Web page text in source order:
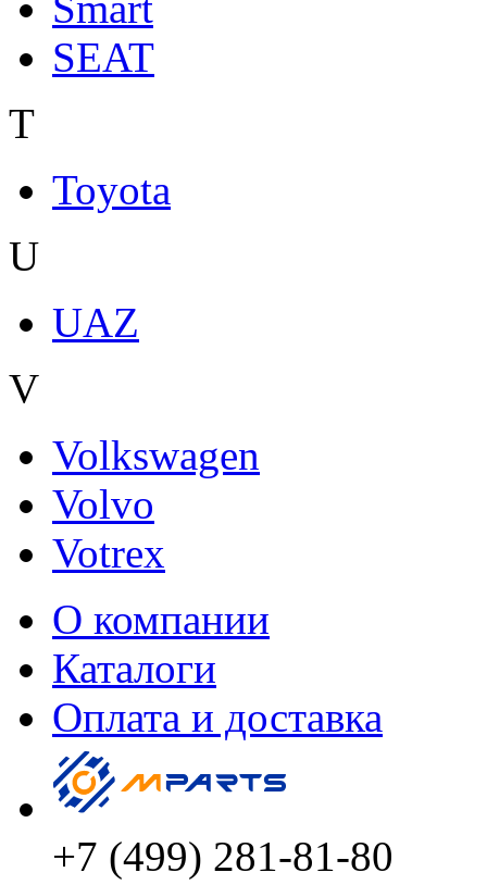
SEAT
T
Toyota
U
UAZ
V
Volkswagen
Volvo
Votrex
О компании
Каталоги
Оплата и доставка
+7 (499) 281-81-80